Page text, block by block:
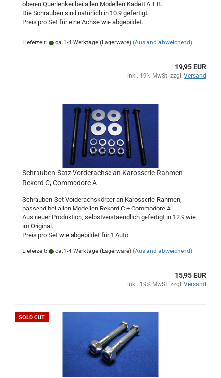
oberen Querlenker bei allen Modellen Kadett A + B.
Die Schrauben sind natürlich in 10.9 gefertigt.
Preis pro Set für eine Achse wie abgebildet.
Lieferzeit: ca.1-4 Werktage (Lagerware) (Ausland abweichend)
19,95 EUR
inkl. 19% MwSt. zzgl. Versand
Schrauben-Satz Vorderachse an Karosserie-Rahmen
Rekord C, Commodore A
Schrauben-Set Vorderachskörper an Karosserie-Rahmen,
passend bei allen Modellen Rekord C + Commodore A.
Aus neuer Produktion, selbstverstaendlich gefertigt in 12.9 wie
im Original.
Preis pro Set wie abgebildet für 1 Auto.
Lieferzeit: ca.1-4 Werktage (Lagerware) (Ausland abweichend)
15,95 EUR
inkl. 19% MwSt. zzgl. Versand
SOLD OUT